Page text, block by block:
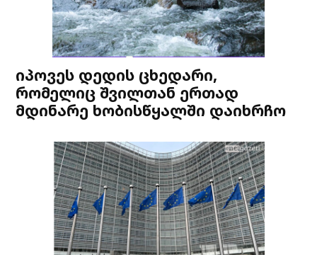
იპოვეს დედის ცხედარი,
რომელიც შვილთან ერთად
მდინარე ხობისწყალში დაიხრჩო